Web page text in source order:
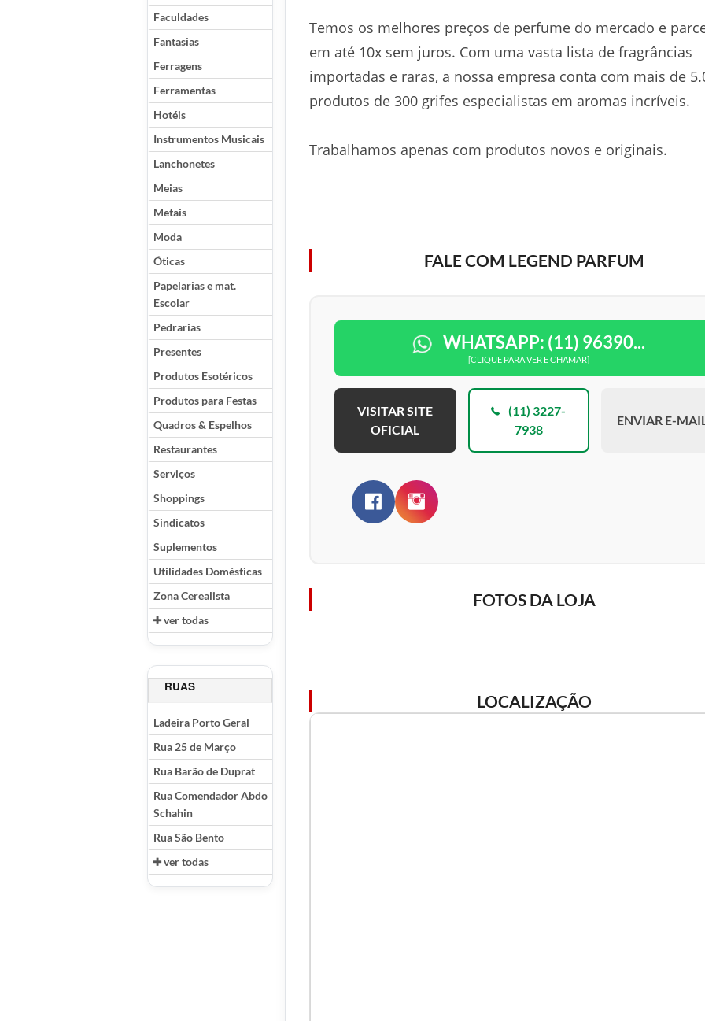
Faculdades
Fantasias
Ferragens
Ferramentas
Hotéis
Instrumentos Musicais
Lanchonetes
Meias
Metais
Moda
Óticas
Papelarias e mat.
Escolar
Pedrarias
Presentes
Produtos Esotéricos
Produtos para Festas
Quadros & Espelhos
Restaurantes
Serviços
Shoppings
Sindicatos
Suplementos
Utilidades Domésticas
Zona Cerealista
ver todas
RUAS
Ladeira Porto Geral
Rua 25 de Março
Rua Barão de Duprat
Rua Comendador Abdo
Schahin
Rua São Bento
ver todas
Temos os melhores preços de perfume do mercado e
em até 10x sem juros. Com uma vasta lista de fragrâncias
importadas e raras, a nossa empresa conta com mais de
produtos de 300 grifes especialistas em aromas incríveis.
Trabalhamos apenas com produtos novos e originais.
FALE COM LEGEND PARFUM
WHATSAPP: (11) 96390...
[CLIQUE PARA VER E CHAMAR]
VISITAR SITE
OFICIAL
(11) 3227-
7938
ENVIAR E-
FOTOS DA LOJA
LOCALIZAÇÃO